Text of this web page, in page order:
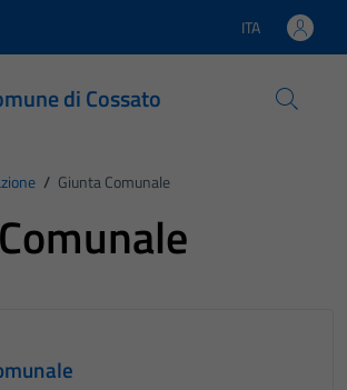
Lingua attiva:
ITA
di Cossato
/ Giunta Comunale